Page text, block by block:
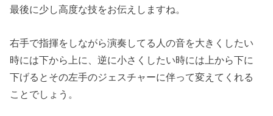
最後に少し高度な技をお伝えしますね。
右手で指揮をしながら演奏してる人の音を大きくしたい
時には下から上に、逆に小さくしたい時には上から下に
下げるとその左手のジェスチャーに伴って変えてくれる
ことでしょう。